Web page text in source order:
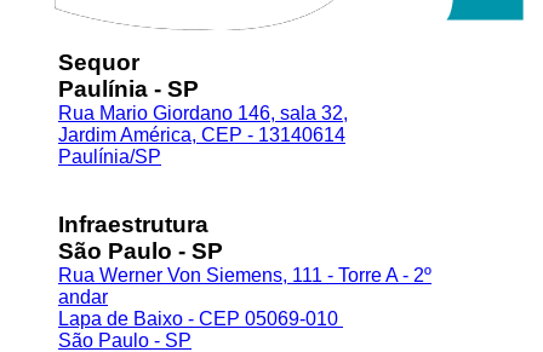
Sequor
Paulínia - SP
Rua Mario Giordano 146, sala 32,
Jardim América, CEP - 13140614
Paulínia/SP
Infraestrutura
São Paulo - SP
Rua Werner Von Siemens, 111 - Torre A - 2º
andar
Lapa de Baixo - CEP 05069-010
São Paulo - SP